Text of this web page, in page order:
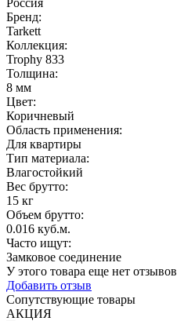
Бренд:
Tarkett
Коллекция:
Trophy 833
Толщина:
8 мм
Цвет:
Коричневый
Область применения:
Для квартиры
Тип материала:
Влагостойкий
Вес брутто:
15 кг
Объем брутто:
0.016 куб.м.
Часто ищут:
Замковое соединение
У этого товара еще нет отзывов
Добавить отзыв
Сопутствующие товары
АКЦИЯ